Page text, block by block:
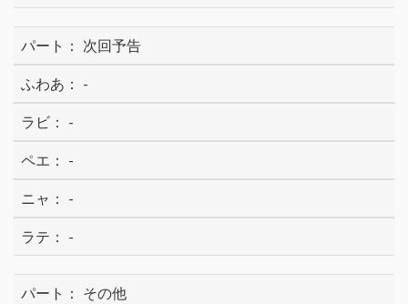
次回予告
-
-
-
-
-
その他